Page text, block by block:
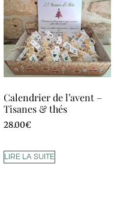
Calendrier de l’avent –
Tisanes & thés
28.00€
LIRE LA SUITE